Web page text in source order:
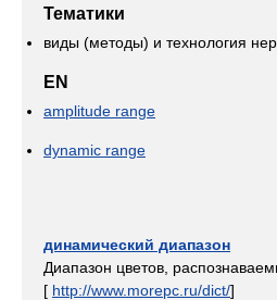
Тематики
виды (методы) и технология
EN
amplitude range
dynamic range
динамический диапазон
Диапазон цветов,
[ http://www.morepc.ru/dict/]